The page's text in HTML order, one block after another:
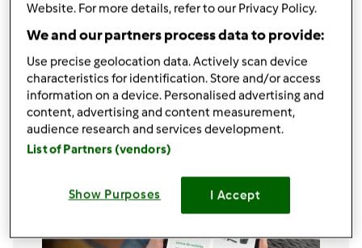
100gaçúcar
150gmanteiga
Adicionar à lista de compras
Website. For more details, refer to our Privacy Policy.
We and our partners process data to provide:
Use precise geolocation data. Actively scan device
characteristics for identification. Store and/or access
information on a device. Personalised advertising and
content, advertising and content measurement,
audience research and services development.
List of Partners (vendors)
Show Purposes I Accept